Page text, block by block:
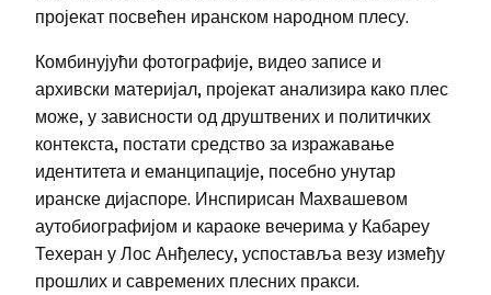
пројекат посвећен иранском народном плесу.
Комбинујући фотографије, видео записе и
архивски материјал, пројекат анализира како плес
може, у зависности од друштвених и политичких
контекста, постати средство за изражавање
идентитета и еманципације, посебно унутар
иранске дијаспоре. Инспирисан Махвашевом
аутобиографијом и караоке вечерима у Кабареу
Техеран у Лос Анђелесу, успоставља везу између
прошлих и савремених плесних пракси.